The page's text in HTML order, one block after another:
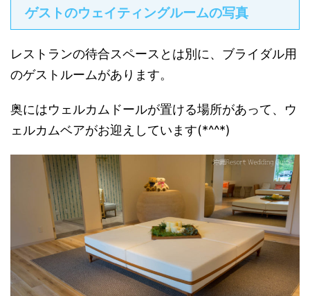
ゲストのウェイティングルームの写真
レストランの待合スペースとは別に、ブライダル用
のゲストルームがあります。
奥にはウェルカムドールが置ける場所があって、ウ
ェルカムベアがお迎えしています(*^^*)